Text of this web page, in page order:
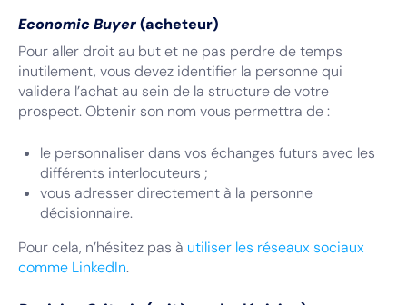
Economic Buyer(acheteur)
Pour aller droit au but et ne pas perdre de temps
inutilement, vous devez identifier la personne qui
validera l’achat au sein de la structure de votre
prospect. Obtenir son nom vous permettra de :
le personnaliser dans vos échanges futurs avec les
différents interlocuteurs ;
vous adresser directement à la personne
décisionnaire.
Pour cela, n’hésitez pas à utiliser les réseaux sociaux
comme LinkedIn.